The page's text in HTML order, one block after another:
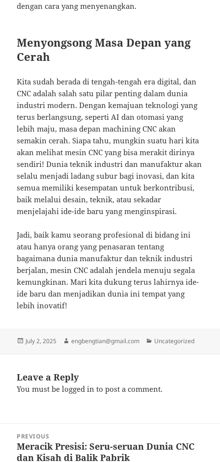
dengan cara yang menyenangkan.
Menyongsong Masa Depan yang
Cerah
Kita sudah berada di tengah-tengah era digital, dan
CNC adalah salah satu pilar penting dalam dunia
industri modern. Dengan kemajuan teknologi yang
terus berlangsung, seperti AI dan otomasi yang
lebih maju, masa depan machining CNC akan
semakin cerah. Siapa tahu, mungkin suatu hari kita
akan melihat mesin CNC yang bisa merakit dirinya
sendiri! Dunia teknik industri dan manufaktur akan
selalu menjadi ladang subur bagi inovasi, dan kita
semua memiliki kesempatan untuk berkontribusi,
baik melalui desain, teknik, atau sekadar
menjelajahi ide-ide baru yang menginspirasi.
Jadi, baik kamu seorang profesional di bidang ini
atau hanya orang yang penasaran tentang
bagaimana dunia manufaktur dan teknik industri
berjalan, mesin CNC adalah jendela menuju segala
kemungkinan. Mari kita dukung terus lahirnya ide-
ide baru dan menjadikan dunia ini tempat yang
lebih inovatif!
Posted
July 2, 2025 Author
engbengtian@gmail.com Categories
Uncategorized
Leave a Reply
You must belogged in to post a comment.
navigation
PREVIOUS
Previous
post:
Meracik Presisi: Seru-seruan Dunia CNC
dan Kisah di Balik Pabrik